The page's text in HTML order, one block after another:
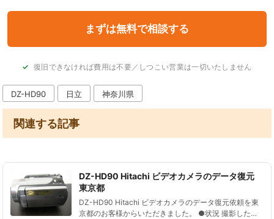
復旧できなければ費用は不要／しつこい営業は一切いたしません
DZ-HD90 日立 神奈川県
関連する記事
DZ-HD90 Hitachi ビデオカメラのデータ復元
東京都
DZ-HD90 Hitachi ビデオカメラのデータ復元依頼を東
京都のお客様からいただきました。 ●状況 撮影したデ